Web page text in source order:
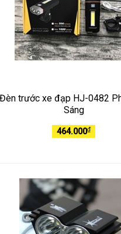
Đèn trước xe đạp HJ-0482
Sáng
464.000₫